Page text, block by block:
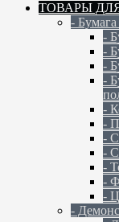
ТОВАРЫ
-
-
-
-
-
-
-
-
-
-
-
-
-